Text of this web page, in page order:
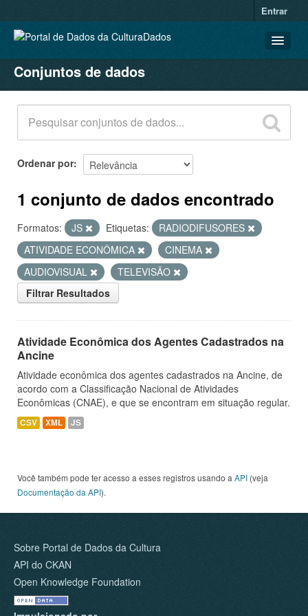
Entrar
CONJUNTOS DE DADOS
ORGANIZAÇÕES
GRUPOS
SOBRE
Conjuntos de dados
Ordenar por
1 conjunto de dados encontrado
Formatos: JS Etiquetas:
RADIODIFUSORES
ATIVIDADE ECONÔMICA
CINEMA
AUDIOVISUAL
TELEVISÃO
Filtrar Resultados
Atividade Econômica dos Agentes Cadastrados na
Ancine
Atividade econômica dos agentes cadastrados na Ancine, de
acordo com a Classificação Nacional de Atividades
Econômicas (CNAE), e que se encontram em situação regular.
CSV XML JS
Você também pode ter acesso a esses registros usando a API (veja
Documentação da API).
Sobre Portal de Dados da Cultura
API do CKAN
Open Knowledge Foundation